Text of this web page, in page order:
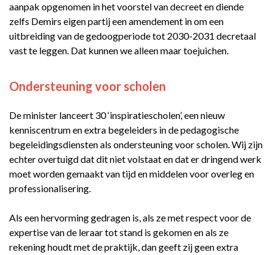
aanpak opgenomen in het voorstel van decreet en diende
zelfs Demirs eigen partij een amendement in om een
uitbreiding van de gedoogperiode tot 2030-2031 decretaal
vast te leggen. Dat kunnen we alleen maar toejuichen.
Ondersteuning voor scholen
De minister lanceert 30 ‘inspiratiescholen’, een nieuw
kenniscentrum en extra begeleiders in de pedagogische
begeleidingsdiensten als ondersteuning voor scholen. Wij zijn
echter overtuigd dat dit niet volstaat en dat er dringend werk
moet worden gemaakt van tijd en middelen voor overleg en
professionalisering.
Als een hervorming gedragen is, als ze met respect voor de
expertise van de leraar tot stand is gekomen en als ze
rekening houdt met de praktijk, dan geeft zij geen extra